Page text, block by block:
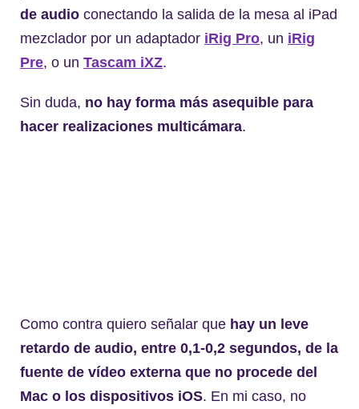
de audio conectando la salida de la mesa al iPad
mezclador por un adaptador iRig Pro, un iRig
Pre, o un Tascam iXZ.
Sin duda, no hay forma más asequible para
hacer realizaciones multicámara.
Como contra quiero señalar que hay un leve
retardo de audio, entre 0,1-0,2 segundos, de la
fuente de vídeo externa que no procede del
Mac o los dispositivos iOS. En mi caso, no